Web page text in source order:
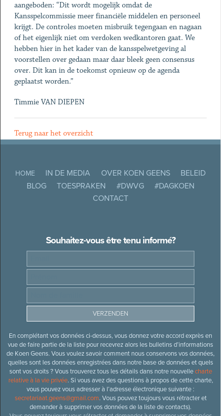
aangeboden: “Dit wordt mogelijk omdat de
Kansspelcommissie meer financiële middelen en personeel
krijgt. De controles moeten misbruik tegengaan en nagaan
of het eigenlijk niet om verdoken wedkantoren gaat. We
hebben hier in het kader van de kansspelwetgeving al
voorstellen over gedaan maar daar bleek geen consensus
over. Dit kan in de toekomst opnieuw op de agenda
geplaatst worden.”
Timmie VAN DIEPEN
Terug naar het overzicht
HOME IN DE MEDIA OVER KOEN GEENS
BELEID
BLOG
TOESPRAKEN #DWVG
#DAGKOEN
CONTACT
Souhaitez-vous être tenu informé?
En complétant vos données ci-dessus, vous donnez votre accord exprès en
vue de faire partie de la liste pour recevrez alors les bulletins d’informations
de Koen Geens. Vous voulez savoir comment nous conservons vos données,
quelles sont les données enregistrées dans notre base de données et quels
sont vos droits ? Vous trouverez tous les détails dans notre nouvellecharte
relative à la vie privée. Si vous avez des questions à propos de cette charte,
vous pouvez vous adresser à l’adresse électronique suivante :
secretariaat.geens@gmail.com. Vous pouvez toujours vous rétracter et
demander à supprimer vos données de la liste de contacts).